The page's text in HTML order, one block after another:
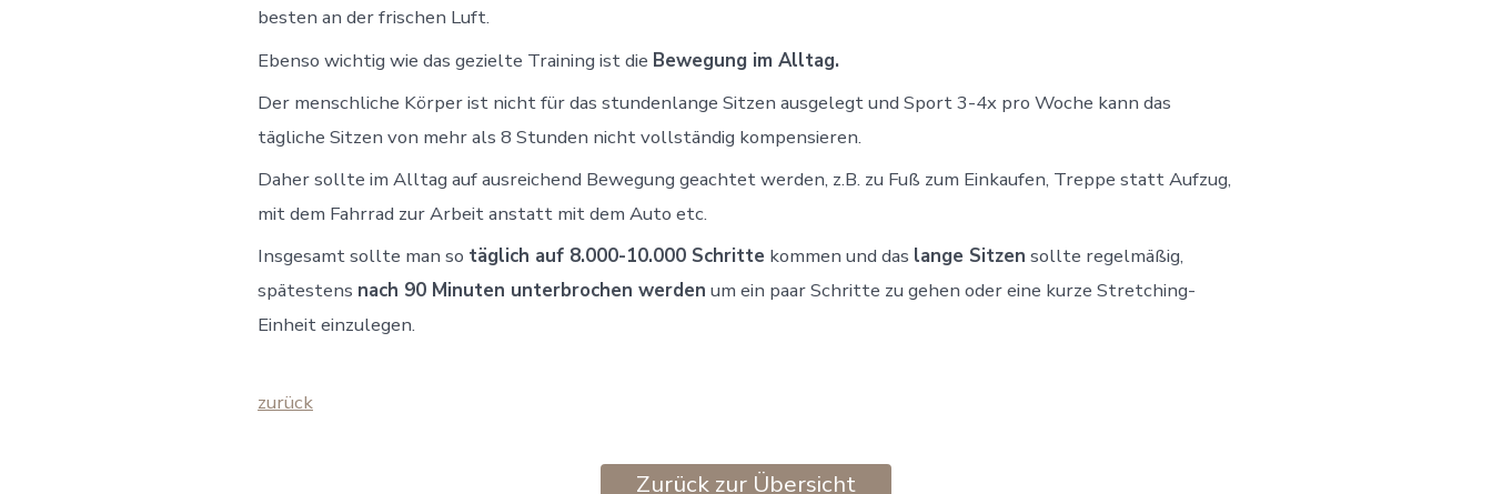
besten an der frischen Luft.
Ebenso wichtig wie das gezielte Training ist die Bewegung im Alltag.
Der menschliche Körper ist nicht für das stundenlange Sitzen ausgelegt und Sport 3-4x pro Woche kann das
tägliche Sitzen von mehr als 8 Stunden nicht vollständig kompensieren.
Daher sollte im Alltag auf ausreichend Bewegung geachtet werden, z.B. zu Fuß zum Einkaufen, Treppe statt Aufzug,
mit dem Fahrrad zur Arbeit anstatt mit dem Auto etc.
Insgesamt sollte man so täglich auf 8.000-10.000 Schritte kommen und das lange Sitzen sollte regelmäßig,
spätestens nach 90 Minuten unterbrochen werden um ein paar Schritte zu gehen oder eine kurze Stretching-
Einheit einzulegen.
zurück
Zurück zur Übersicht